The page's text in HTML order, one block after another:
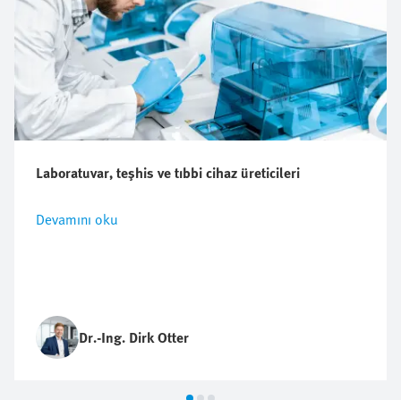
Laboratuvar, teşhis ve tıbbi cihaz üreticileri
Devamını oku
Dr.-Ing. Dirk Otter